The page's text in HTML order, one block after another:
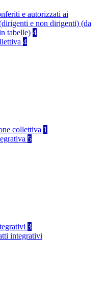
e autorizzati ai
e non dirigenti) (da
tabelle) 4
4
collettiva 1
5
3
integrativi